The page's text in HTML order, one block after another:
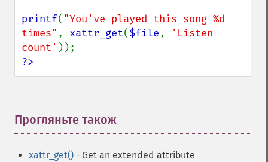
printf( "You've played this song %d
times" , xattr_get($file,
'Listen
count'
?>
Прогляньте також
xattr_get() - Get an extended attribute